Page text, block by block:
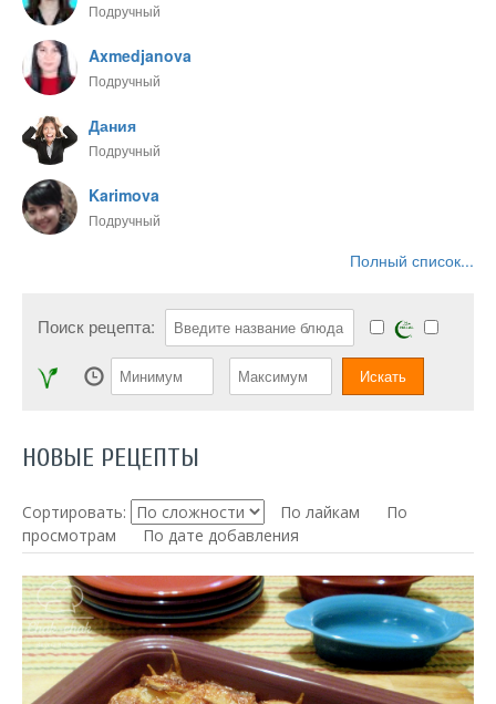
Подручный
Axmedjanova
Подручный
Дания
Подручный
Karimova
Подручный
Полный список...
Поиск рецепта:
НОВЫЕ РЕЦЕПТЫ
Сортировать: По лайкам
По
просмотрам
По дате добавления